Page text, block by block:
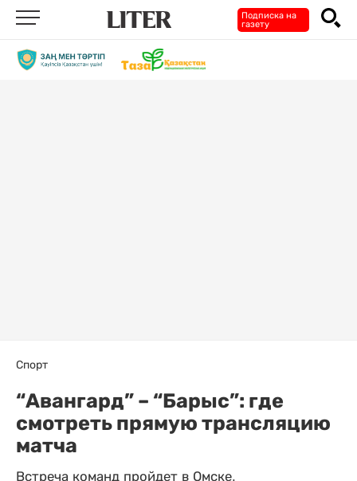
Подписка на
газету
Спорт
“Авангард” – “Барыс”: где
смотреть прямую трансляцию
матча
Встреча команд пройдет в Омске.